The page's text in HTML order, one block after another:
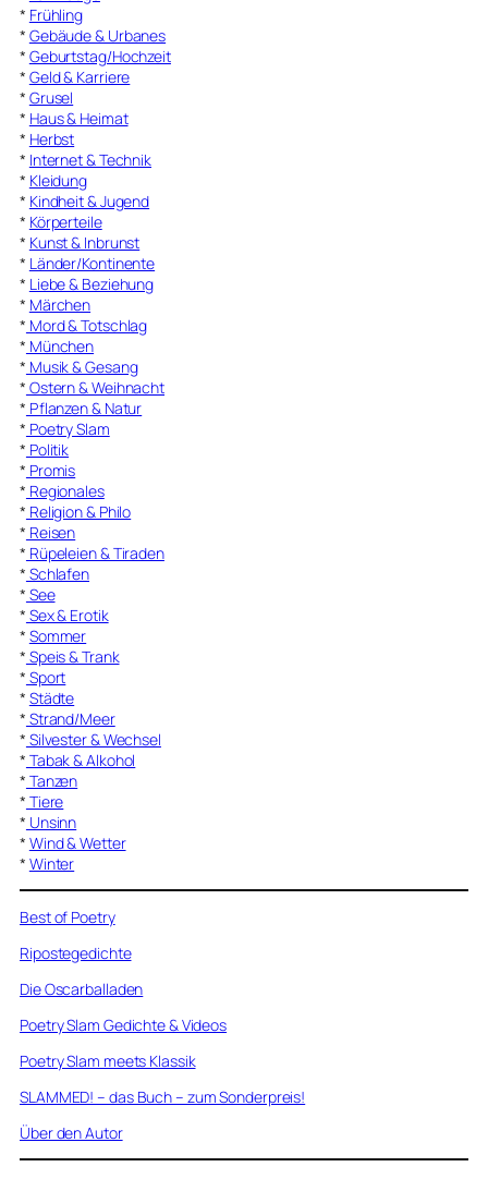
* Frühling
* Gebäude & Urbanes
* Geburtstag/Hochzeit
* Geld & Karriere
* Grusel
* Haus & Heimat
* Herbst
* Internet & Technik
* Kleidung
* Kindheit & Jugend
* Körperteile
* Kunst & Inbrunst
* Länder/Kontinente
* Liebe & Beziehung
* Märchen
* Mord & Totschlag
* München
* Musik & Gesang
* Ostern & Weihnacht
* Pflanzen & Natur
* Poetry Slam
* Politik
* Promis
* Regionales
* Religion & Philo
* Reisen
* Rüpeleien & Tiraden
* Schlafen
* See
* Sex & Erotik
* Sommer
* Speis & Trank
* Sport
* Städte
* Strand/Meer
* Silvester & Wechsel
* Tabak & Alkohol
* Tanzen
* Tiere
* Unsinn
* Wind & Wetter
* Winter
Best of Poetry
Ripostegedichte
Die Oscarballaden
Poetry Slam Gedichte & Videos
Poetry Slam meets Klassik
SLAMMED! – das Buch – zum Sonderpreis!
Über den Autor